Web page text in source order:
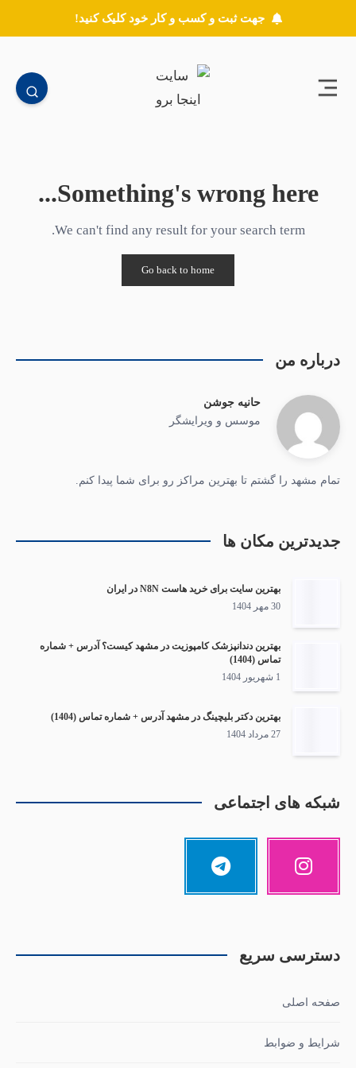
جهت ثبت و کسب و کار خود کلیک کنید!
Something's wrong here...
We can't find any result for your search term.
Go back to home
درباره من
حانیه جوشن
موسس و ویرایشگر
تمام مشهد را گشتم تا بهترین مراکز رو برای شما پیدا کنم.
جدیدترین مکان ها
بهترین سایت برای خرید هاست N8N در ایران
30 مهر 1404
بهترین دندانپزشک کامپوزیت در مشهد کیست؟ آدرس + شماره
تماس (1404)
1 شهریور 1404
بهترین دکتر بلیچینگ در مشهد آدرس + شماره تماس (1404)
27 مرداد 1404
شبکه های اجتماعی
دسترسی سریع
صفحه اصلی
شرایط و ضوابط